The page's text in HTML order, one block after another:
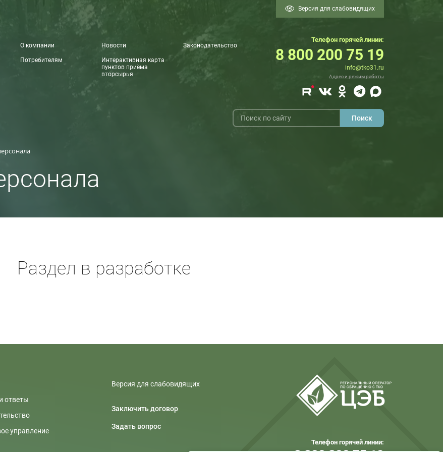
Версия для слабовидящих
О компании Новости Законодательство
Потребителям
Интерактивная карта
пунктов приёма
вторсырья
Телефон горячей линии:
8 800 200 75 19
info@tko31.ru
Адрес и режим работы
Раздел в разработке
ответы
управление
Версия для слабовидящих
Заключить договор
Задать вопрос
Телефон горячей линии: